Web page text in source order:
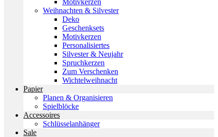
Motivkerzen
Weihnachten & Silvester
Deko
Geschenksets
Motivkerzen
Personalisiertes
Silvester & Neujahr
Spruchkerzen
Zum Verschenken
Wichtelweihnacht
Papier
Planen & Organisieren
Spielblöcke
Accessoires
Schlüsselanhänger
Sale